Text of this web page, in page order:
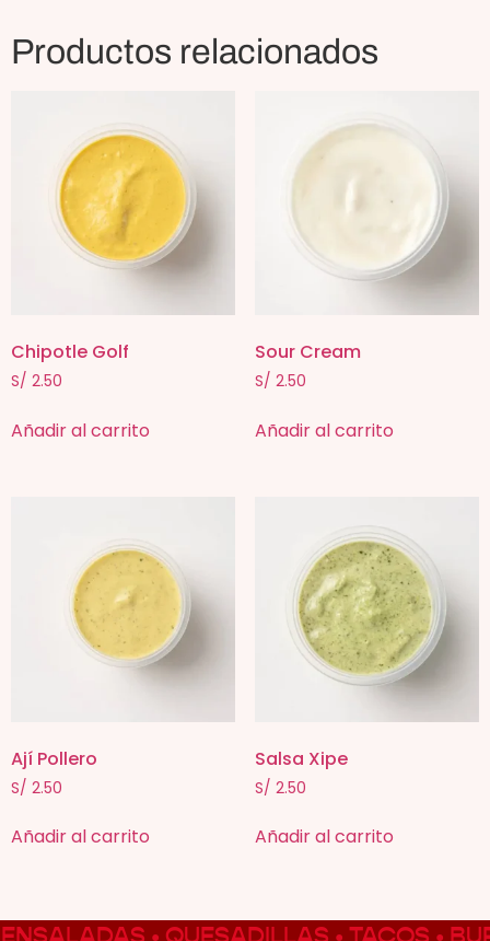
Productos relacionados
Chipotle Golf
S/ 2.50
Añadir al carrito
Sour Cream
S/ 2.50
Añadir al carrito
Ají Pollero
S/ 2.50
Añadir al carrito
Salsa Xipe
S/ 2.50
Añadir al carrito